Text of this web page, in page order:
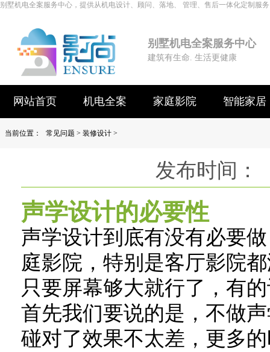
别墅机电全案服务中心，提供从机电设计、顾问、落地、 管理、售后一体化定制服务
别墅机电全案服务中心
建筑有生命. 生活更健康
网站首页 机电全案 家庭影院 智能家居
当前位置： 常见问题 > 装修设计 >
发布时间：
声学设计的必要性
声学设计到底有没有必要
庭影院，特别是客厅影院
只要屏幕够大就行了，有
首先我们要说的是，不做
碰对了效果不太差，更多